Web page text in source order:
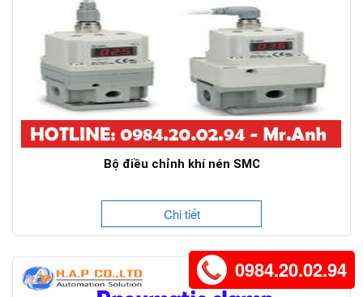
Bộ điều chỉnh khí nén SMC
Chi tiết
0984.20.02.94